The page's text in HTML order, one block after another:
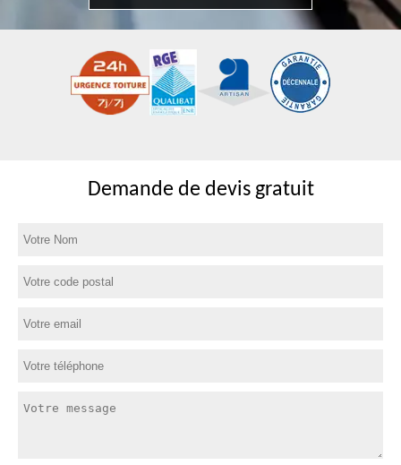
Demande de devis gratuit